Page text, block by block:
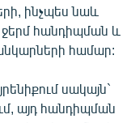
ինչպես նաև
հանդիպման և
համար:
սակայն`
այդ հանդիպման